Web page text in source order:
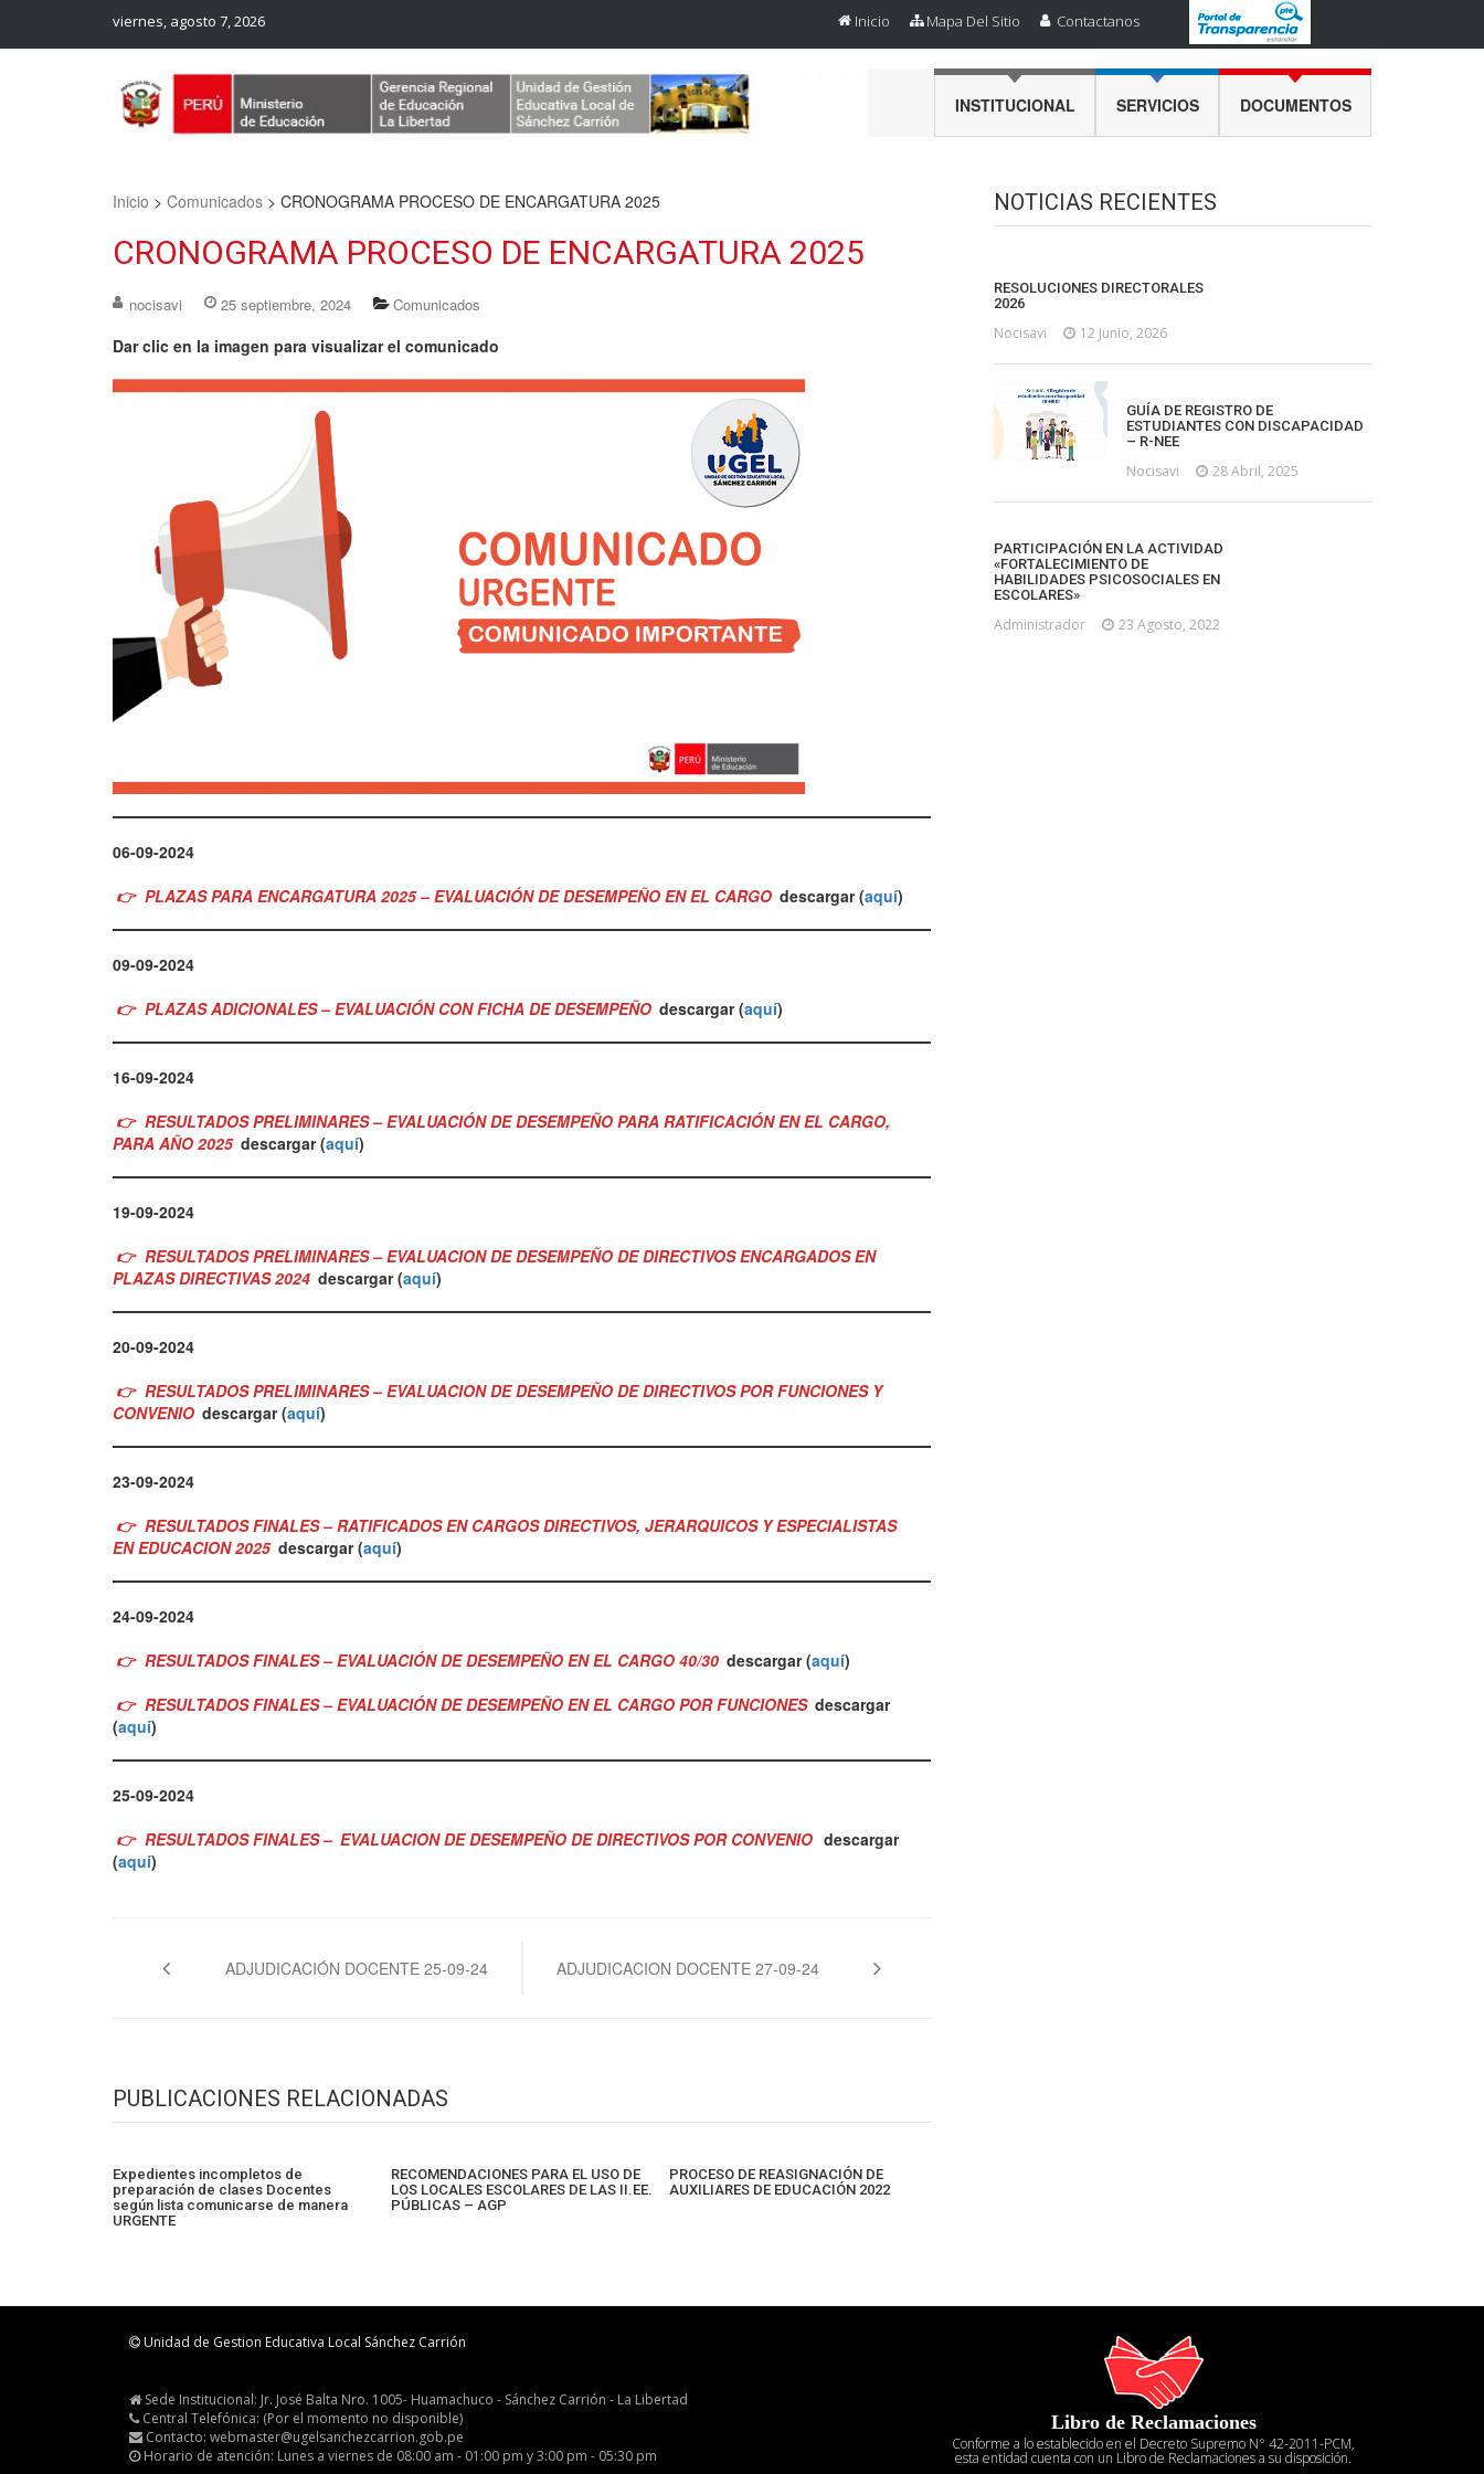
viernes, agosto 7, 2026 Inicio Mapa Del Sitio Contactanos
INSTITUCIONAL SERVICIOS DOCUMENTOS
Inicio > Comunicados > CRONOGRAMA PROCESO DE ENCARGATURA 2025
CRONOGRAMA PROCESO DE ENCARGATURA 2025
nocisavi 25 septiembre, 2024 Comunicados
Dar clic en la imagen para visualizar el comunicado
06-09-2024
👉 PLAZAS PARA ENCARGATURA 2025 – EVALUACIÓN DE DESEMPEÑO EN EL CARGO descargar (aquí)
09-09-2024
👉 PLAZAS ADICIONALES – EVALUACIÓN CON FICHA DE DESEMPEÑO descargar (aquí)
16-09-2024
👉 RESULTADOS PRELIMINARES – EVALUACIÓN DE DESEMPEÑO PARA RATIFICACIÓN EN EL CARGO,
PARA AÑO 2025 descargar (aquí)
19-09-2024
👉 RESULTADOS PRELIMINARES – EVALUACION DE DESEMPEÑO DE DIRECTIVOS ENCARGADOS EN
PLAZAS DIRECTIVAS 2024 descargar (aquí)
20-09-2024
👉 RESULTADOS PRELIMINARES – EVALUACION DE DESEMPEÑO DE DIRECTIVOS POR FUNCIONES Y
CONVENIO descargar (aquí)
23-09-2024
👉 RESULTADOS FINALES – RATIFICADOS EN CARGOS DIRECTIVOS, JERARQUICOS Y ESPECIALISTAS
EN EDUCACION 2025 descargar (aquí)
24-09-2024
👉 RESULTADOS FINALES – EVALUACIÓN DE DESEMPEÑO EN EL CARGO 40/30 descargar (aquí)
👉 RESULTADOS FINALES – EVALUACIÓN DE DESEMPEÑO EN EL CARGO POR FUNCIONES descargar
(aquí)
25-09-2024
👉 RESULTADOS FINALES – EVALUACION DE DESEMPEÑO DE DIRECTIVOS POR CONVENIO descargar
(aquí)
ADJUDICACIÓN DOCENTE 25-09-24 ADJUDICACION DOCENTE 27-09-24
PUBLICACIONES RELACIONADAS
Expedientes incompletos de
preparación de clases Docentes
según lista comunicarse de manera
URGENTE
RECOMENDACIONES PARA EL USO DE
LOS LOCALES ESCOLARES DE LAS II.EE.
PÚBLICAS – AGP
PROCESO DE REASIGNACIÓN DE
AUXILIARES DE EDUCACIÓN 2022
NOTICIAS RECIENTES
RESOLUCIONES DIRECTORALES
2026
Nocisavi 12 Junio, 2026
GUÍA DE REGISTRO DE
ESTUDIANTES CON DISCAPACIDAD
– R-NEE
Nocisavi 28 Abril, 2025
PARTICIPACIÓN EN LA ACTIVIDAD
«FORTALECIMIENTO DE
HABILIDADES PSICOSOCIALES EN
ESCOLARES»
Administrador 23 Agosto, 2022
Unidad de Gestion Educativa Local Sánchez Carrión
Sede Institucional: Jr. José Balta Nro. 1005- Huamachuco - Sánchez Carrión - La Libertad
Central Telefónica: (Por el momento no disponible)
Contacto: webmaster@ugelsanchezcarrion.gob.pe
Horario de atención: Lunes a viernes de 08:00 am - 01:00 pm y 3:00 pm - 05:30 pm
Libro de Reclamaciones
Conforme a lo establecido en el Decreto Supremo N° 42-2011-PCM,
esta entidad cuenta con un Libro de Reclamaciones a su disposición.